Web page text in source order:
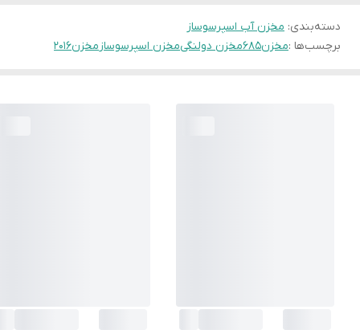
دسته‌بندی: مخزن آب اسپرسوساز
برچسب‌ها :مخزن۶۸۵ مخزن دولنگیمخزن اسپرسوساز مخزن۲۰۱۶